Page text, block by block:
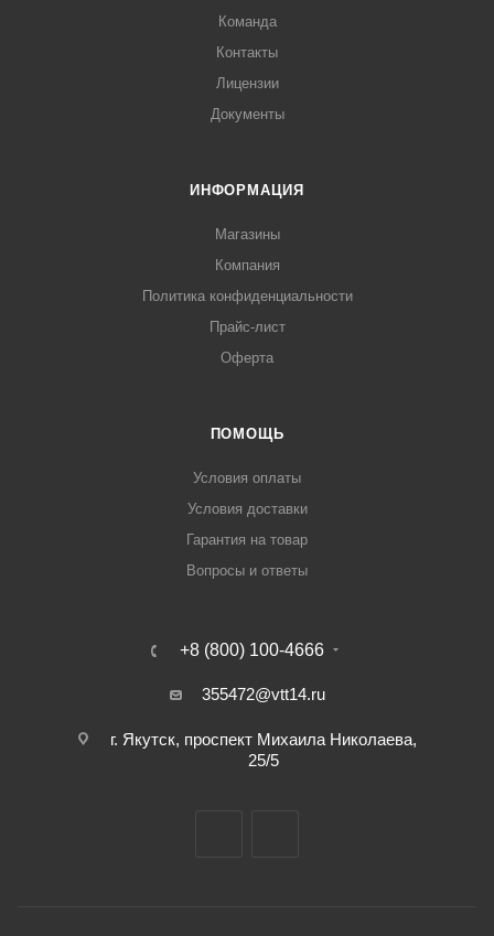
Команда
Контакты
Лицензии
Документы
ИНФОРМАЦИЯ
Магазины
Компания
Политика конфиденциальности
Прайс-лист
Оферта
ПОМОЩЬ
Условия оплаты
Условия доставки
Гарантия на товар
Вопросы и ответы
+8 (800) 100-4666
355472@vtt14.ru
г. Якутск, проспект Михаила Николаева,
25/5